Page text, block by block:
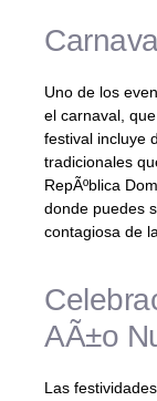
Uno de los
el carnaval,
festival incluye
tradicionales
RepÃºblica
donde puedes
contagiosa de
AÃ±o
Las